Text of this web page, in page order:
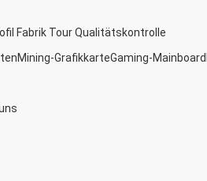
Fabrik TourQualitätskontrolle
Mining-GrafikkarteGaming-Mainboard